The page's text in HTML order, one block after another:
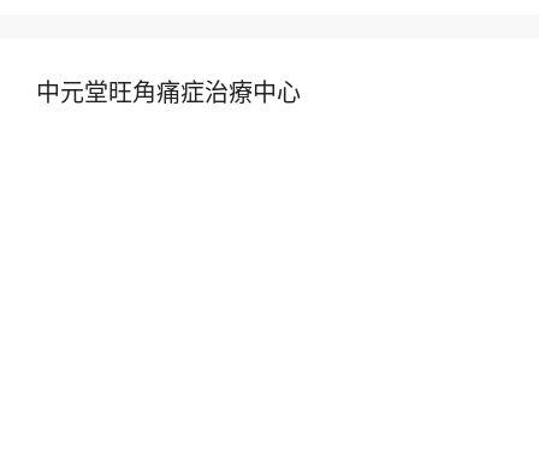
中元堂旺角痛症治療中心